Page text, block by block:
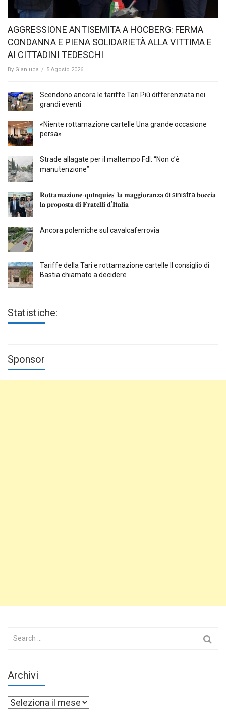
AGGRESSIONE ANTISEMITA A HÖCBERG: FERMA
CONDANNA E PIENA SOLIDARIETÀ ALLA VITTIMA E
AI CITTADINI TEDESCHI
By Gianluca / 5 Agosto 2026
Scendono ancora le tariffe Tari Più differenziata nei
grandi eventi
«Niente rottamazione cartelle Una grande occasione
persa»
Strade allagate per il maltempo FdI: “Non c’è
manutenzione”
𝐑𝐨𝐭𝐭𝐚𝐦𝐚𝐳𝐢𝐨𝐧𝐞-𝐪𝐮i𝐧𝐪𝐮𝐢𝐞𝐬: 𝐥𝐚 𝐦𝐚𝐠𝐠𝐢𝐨𝐫𝐚𝐧𝐳𝐚 di sinistra 𝐛𝐨𝐜𝐜𝐢𝐚
𝐥𝐚 𝐩𝐫𝐨𝐩𝐨𝐬𝐭𝐚 𝐝𝐢 𝐅𝐫𝐚𝐭𝐞𝐥𝐥𝐢 𝐝’𝐈𝐭𝐚𝐥𝐢𝐚
Ancora polemiche sul cavalcaferrovia
Tariffe della Tari e rottamazione cartelle Il consiglio di
Bastia chiamato a decidere
Statistiche:
Sponsor
Search
Archivi
Archivi